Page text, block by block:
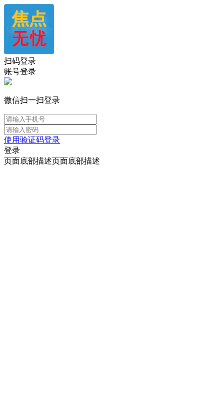
扫码登录
账号登录
微信扫一扫登录
使用验证码登录
登录
页面底部描述页面底部描述